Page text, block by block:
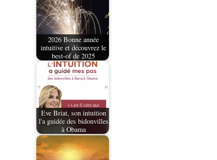
2026 Bonne année
intuitive et découvrez le
best-of de 2025
Eve Briat, son intuition
l'a guidée des bidonvilles
à Obama